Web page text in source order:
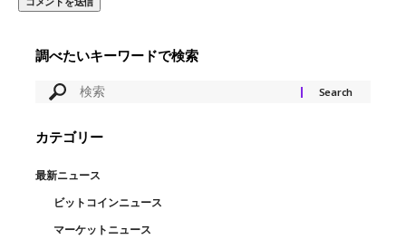
調べたいキーワードで検索
カテゴリー
最新ニュース
ビットコインニュース
マーケットニュース